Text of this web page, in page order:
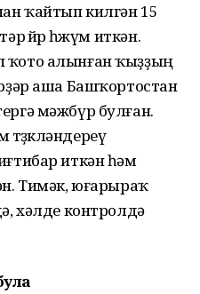
ҡайтып килгән 15
өйөрө һөжүм иткән.
алынған ҡыҙҙың
аша Башҡортостан
мәжбүр булған.
иткән һәм
Тимәк, юғарыраҡ
хәлде контролдә